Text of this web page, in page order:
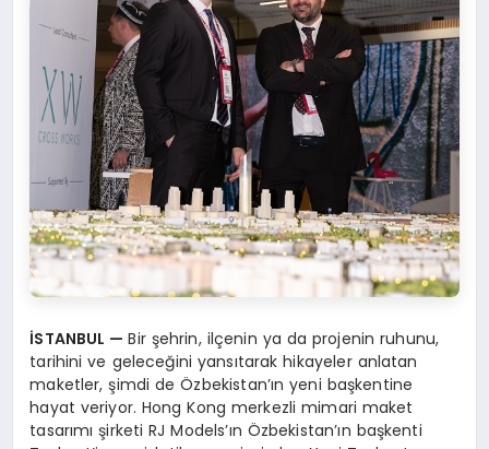
İSTANBUL —Bir şehrin, ilçenin ya da projenin ruhunu,
tarihini ve geleceğini yansıtarak hikayeler anlatan
maketler, şimdi de Özbekistan’ın yeni başkentine
hayat veriyor. Hong Kong merkezli mimari maket
tasarımı şirketi RJ Models’ın Özbekistan’ın başkenti